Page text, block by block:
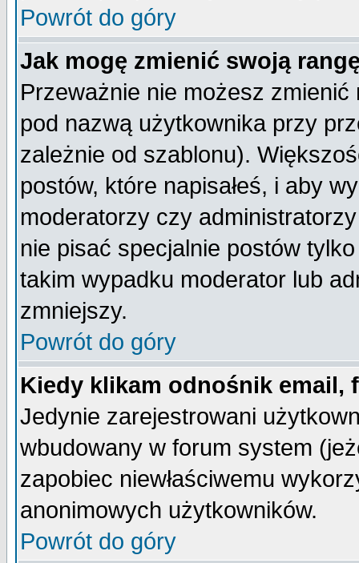
Powrót do góry
Jak mogę zmienić swoją
Przeważnie nie możesz
pod nazwą użytkownika przy
zależnie od szablonu).
postów, które napisałeś, i aby
moderatorzy czy
nie pisać specjalnie postów
takim wypadku moderator lub
zmniejszy.
Powrót do góry
Kiedy klikam odnośnik email,
Jedynie zarejestrowani
wbudowany w forum system
zapobiec niewłaściwemu
anonimowych użytkowników.
Powrót do góry